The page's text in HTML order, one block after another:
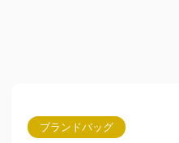
ブランドバッグ